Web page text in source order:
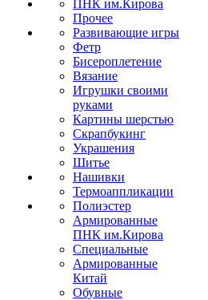
ПНК им.Кирова
Прочее
Развивающие игры
Фетр
Бисероплетение
Вязание
Игрушки своими
руками
Картины шерстью
Скрапбукинг
Украшения
Шитье
Нашивки
Термоаппликации
Полиэстер
Армированные
ПНК им.Кирова
Специальные
Армированные
Китай
Обувные